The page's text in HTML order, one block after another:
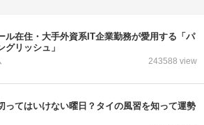
ル在住・大手外資系IT企業勤務が愛用する「パ
グリッシュ」
243588 view
ってはいけない曜日？タイの風習を知って運勢